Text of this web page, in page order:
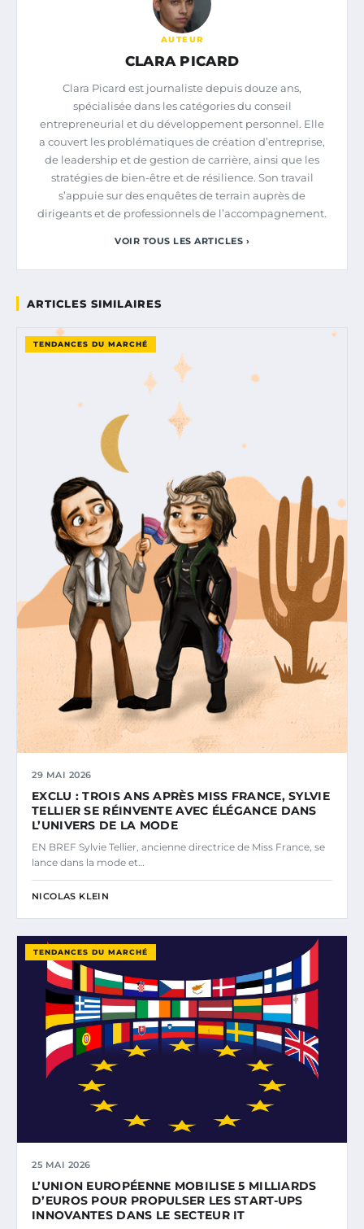
AUTEUR
CLARA PICARD
Clara Picard est journaliste depuis douze ans,
spécialisée dans les catégories du conseil
entrepreneurial et du développement personnel. Elle
a couvert les problématiques de création d’entreprise,
de leadership et de gestion de carrière, ainsi que les
stratégies de bien-être et de résilience. Son travail
s’appuie sur des enquêtes de terrain auprès de
dirigeants et de professionnels de l’accompagnement.
VOIR TOUS LES ARTICLES ›
ARTICLES SIMILAIRES
TENDANCES DU MARCHÉ
29 MAI 2026
EXCLU : TROIS ANS APRÈS MISS FRANCE, SYLVIE
TELLIER SE RÉINVENTE AVEC ÉLÉGANCE DANS
L’UNIVERS DE LA MODE
EN BREF Sylvie Tellier, ancienne directrice de Miss France, se
lance dans la mode et…
NICOLAS KLEIN
TENDANCES DU MARCHÉ
25 MAI 2026
L’UNION EUROPÉENNE MOBILISE 5 MILLIARDS
D’EUROS POUR PROPULSER LES START-UPS
INNOVANTES DANS LE SECTEUR IT